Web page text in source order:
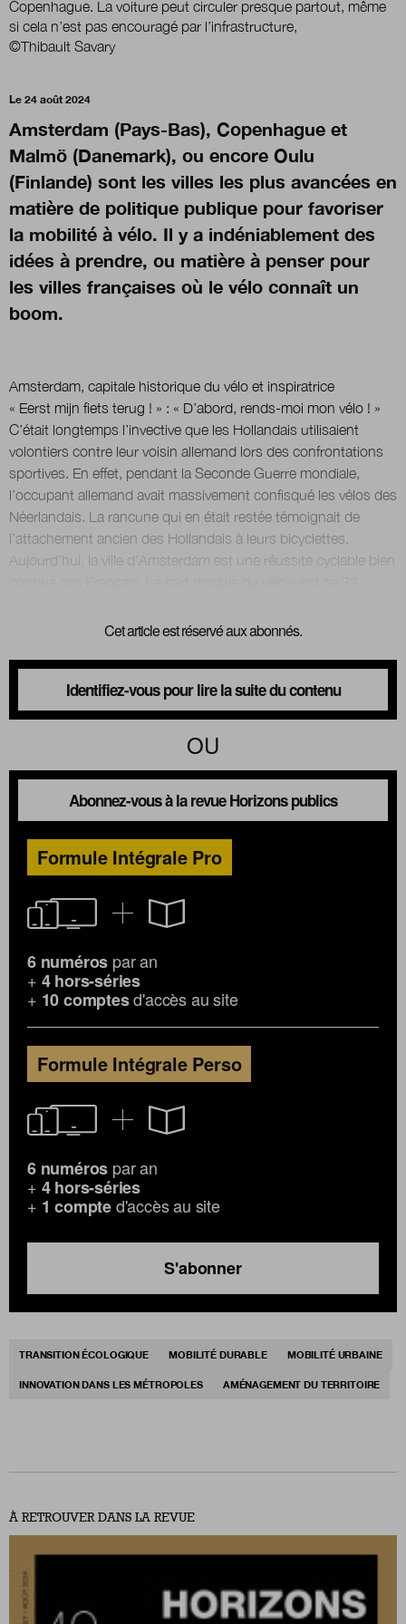
Nous suivre
Copenhague. La voiture peut circuler presque partout, même
si cela n’est pas encouragé par l’infrastructure,
©Thibault Savary
Le 24 août 2024
Amsterdam (Pays-Bas), Copenhague et
Malmö (Danemark), ou encore Oulu
(Finlande) sont les villes les plus avancées en
matière de politique publique pour favoriser
la mobilité à vélo. Il y a indéniablement des
idées à prendre, ou matière à penser pour
les villes françaises où le vélo connaît un
boom.
Amsterdam, capitale historique du vélo et inspiratrice
« Eerst mijn fiets terug ! » : « D’abord, rends-moi mon vélo ! »
C’était longtemps l’invective que les Hollandais utilisaient
volontiers contre leur voisin allemand lors des confrontations
sportives. En effet, pendant la Seconde Guerre mondiale,
l’occupant allemand avait massivement confisqué les vélos des
Néerlandais. La rancune qui en était restée témoignait de
l’attachement ancien des Hollandais à leurs bicyclettes.
Aujourd’hui, la ville d’Amsterdam est une réussite cyclable bien
Cet article est réservé aux abonnés.
Identifiez-vous pour lire la suite du contenu
OU
Abonnez-vous à la revue Horizons publics
Formule Intégrale Pro
6 numéros par an
+ 4 hors-séries
+ 10 comptesd'accès au site
Formule Intégrale Perso
6 numéros par an
+ 4 hors-séries
+ 1 compted'accès au site
S'abonner
TRANSITION ÉCOLOGIQUE MOBILITÉ DURABLE MOBILITÉ URBAINE
INNOVATION DANS LES MÉTROPOLES AMÉNAGEMENT DU TERRITOIRE
À RETROUVER DANS LA REVUE